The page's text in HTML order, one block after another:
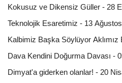
Kokusuz ve Dikensiz Güller - 28
Teknolojik Esaretimiz - 13
Kalbimiz Başka Söylüyor
Dava Kendini Doğurma Davası -
Dimyat'a giderken olanlar! - 20